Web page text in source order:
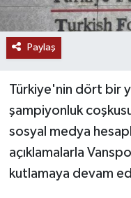
Paylaş
Türkiye'nin dört bir
şampiyonluk
sosyal medya
açıklamalarla
kutlamaya devam